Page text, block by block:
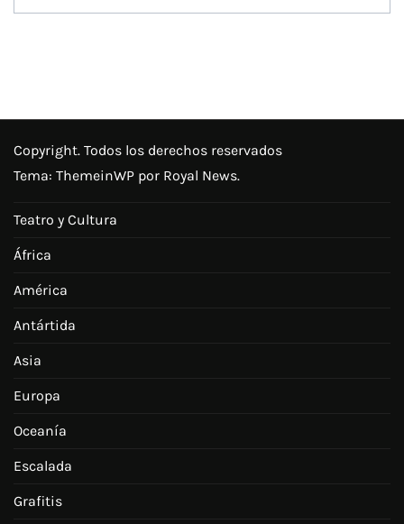
de
Copyright. Todos los derechos reservados
Tema: ThemeinWP por Royal News.
Teatro y Cultura
África
América
Antártida
Asia
Europa
Oceanía
Escalada
Grafitis